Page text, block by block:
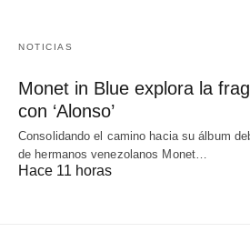
NOTICIAS
Monet in Blue explora la
con ‘Alonso’
Consolidando el camino hacia su álbum
de hermanos venezolanos Monet…
Hace 11 horas